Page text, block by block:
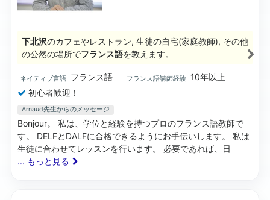
下北沢のカフェやレストラン, 生徒の自宅(家庭教師), その他
の公然の場所でフランス語を教えます。
ネイティブ言語 フランス語 フランス語講師経験 10年以上
初心者歓迎！
Arnaud先生からのメッセージ
Bonjour。 私は、学位と経験を持つプロのフランス語教師で
す。 DELFとDALFに合格できるようにお手伝いします。 私は
生徒に合わせてレッスンを行います。 必要であれば、日
... もっと見る